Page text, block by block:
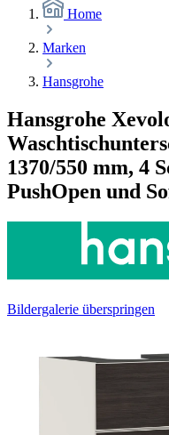
Home
Marken
Hansgrohe
Hansgrohe
1370/550 mm, 4
PushOpen und
Bildergalerie überspringen